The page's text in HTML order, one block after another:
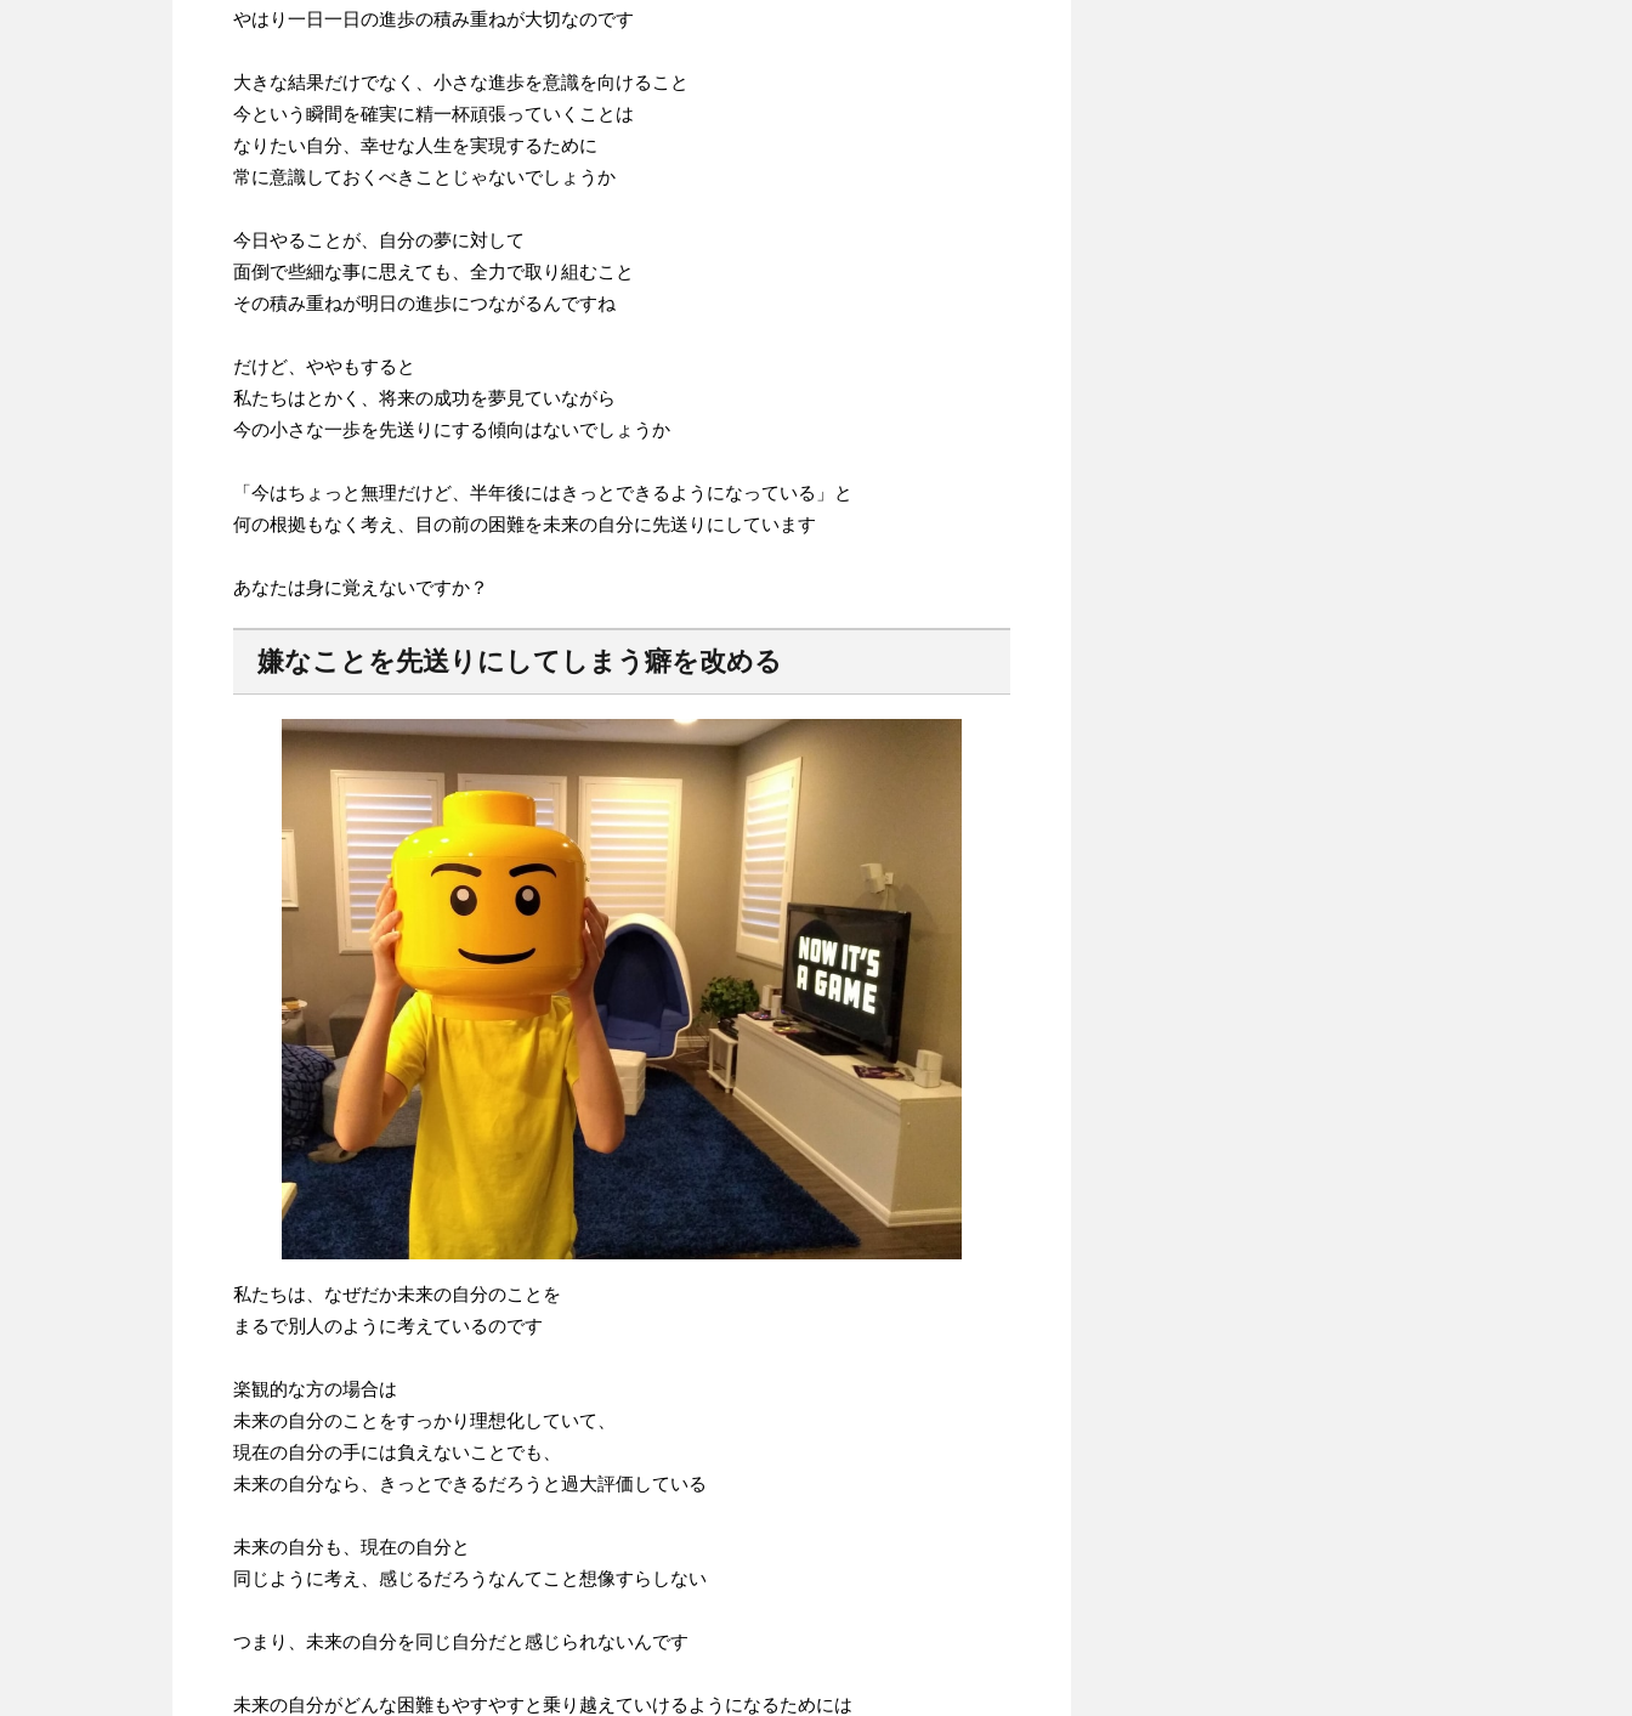
やはり一日一日の進歩の積み重ねが大切なのです
大きな結果だけでなく、小さな進歩を意識を向けること
今という瞬間を確実に精一杯頑張っていくことは
なりたい自分、幸せな人生を実現するために
常に意識しておくべきことじゃないでしょうか
今日やることが、自分の夢に対して
面倒で些細な事に思えても、全力で取り組むこと
その積み重ねが明日の進歩につながるんですね
だけど、ややもすると
私たちはとかく、将来の成功を夢見ていながら
今の小さな一歩を先送りにする傾向はないでしょうか
「今はちょっと無理だけど、半年後にはきっとできるようになっている」と
何の根拠もなく考え、目の前の困難を未来の自分に先送りにしています
あなたは身に覚えないですか？
嫌なことを先送りにしてしまう癖を改める
私たちは、なぜだか未来の自分のことを
まるで別人のように考えているのです
楽観的な方の場合は
未来の自分のことをすっかり理想化していて、
現在の自分の手には負えないことでも、
未来の自分なら、きっとできるだろうと過大評価している
未来の自分も、現在の自分と
同じように考え、感じるだろうなんてこと想像すらしない
つまり、未来の自分を同じ自分だと感じられないんです
未来の自分がどんな困難もやすやすと乗り越えていけるようになるためには